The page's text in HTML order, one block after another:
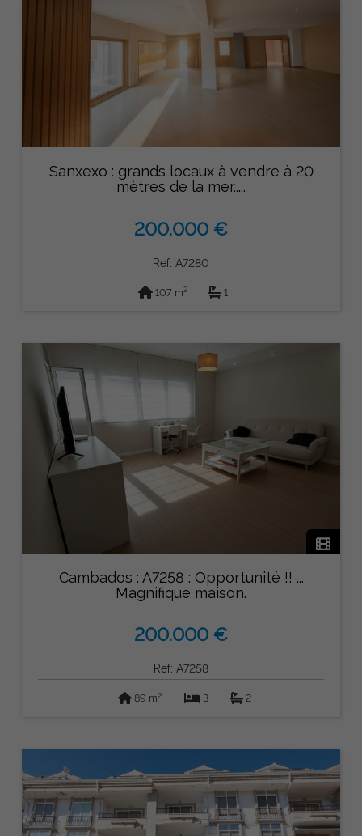
Sanxexo : grands locaux à vendre à 20
mètres de la mer.....
200.000 €
Ref: A7280
107 m2 1
Cambados : A7258 : Opportunité !! ...
Magnifique maison.
200.000 €
Ref: A7258
89 m2 3 2